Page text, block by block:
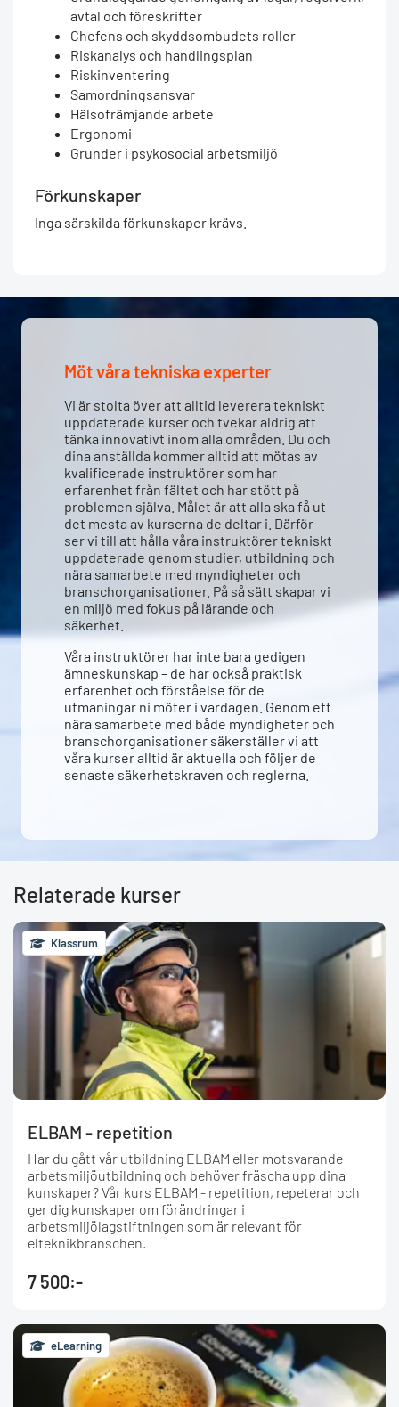
avtal och föreskrifter
Chefens och skyddsombudets roller
Riskanalys och handlingsplan
Riskinventering
Samordningsansvar
Hälsofrämjande arbete
Ergonomi
Grunder i psykosocial arbetsmiljö
Förkunskaper
Inga särskilda förkunskaper krävs.
Möt våra tekniska experter
Vi är stolta över att alltid leverera tekniskt
uppdaterade kurser och tvekar aldrig att
tänka innovativt inom alla områden. Du och
dina anställda kommer alltid att mötas av
kvalificerade instruktörer som har
erfarenhet från fältet och har stött på
problemen själva. Målet är att alla ska få ut
det mesta av kurserna de deltar i. Därför
ser vi till att hålla våra instruktörer tekniskt
uppdaterade genom studier, utbildning och
nära samarbete med myndigheter och
branschorganisationer. På så sätt skapar vi
en miljö med fokus på lärande och
säkerhet.
Våra instruktörer har inte bara gedigen
ämneskunskap – de har också praktisk
erfarenhet och förståelse för de
utmaningar ni möter i vardagen. Genom ett
nära samarbete med både myndigheter och
branschorganisationer säkerställer vi att
våra kurser alltid är aktuella och följer de
senaste säkerhetskraven och reglerna.
Relaterade kurser
Klassrum
ELBAM - repetition
Har du gått vår utbildning ELBAM eller motsvarande
arbetsmiljöutbildning och behöver fräscha upp dina
kunskaper? Vår kurs ELBAM - repetition, repeterar och
ger dig kunskaper om förändringar i
arbetsmiljölagstiftningen som är relevant för
elteknikbranschen.
7 500:-
eLearning